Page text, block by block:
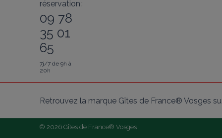
réservation :
09 78
35 01
65
7j/7 de 9h à
20h
Retrouvez la marque Gîtes de France® Vosges
© 2026 Gîtes de France® Vosges